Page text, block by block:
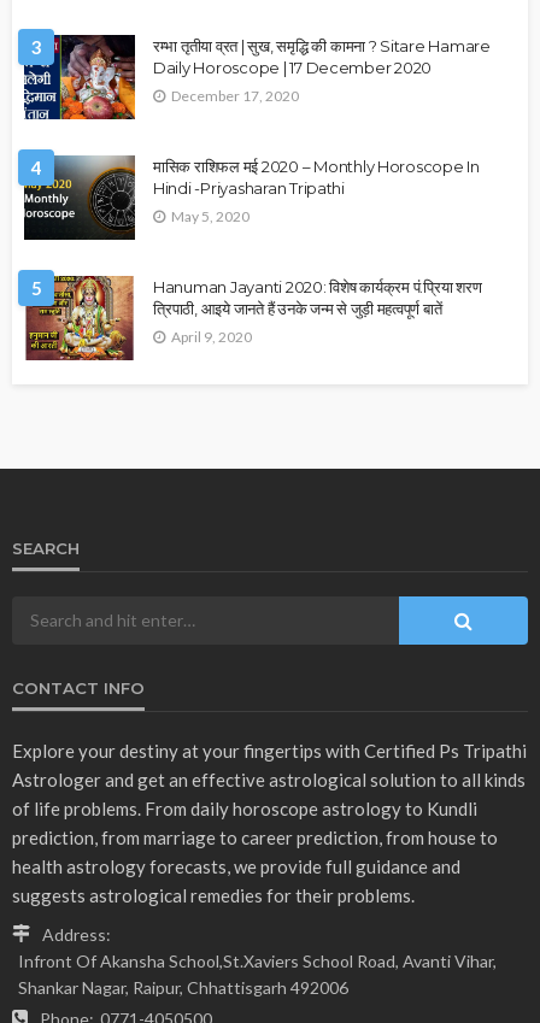
3
रम्भा तृतीया व्रत | सुख, समृद्धि की कामना ? Sitare Hamare
Daily Horoscope | 17 December 2020
December 17, 2020
4
मासिक राशिफल मई 2020 – Monthly Horoscope In
Hindi -Priyasharan Tripathi
May 5, 2020
5
Hanuman Jayanti 2020: विशेष कार्यक्रम पं.प्रिया शरण
त्रिपाठी, आइये जानते हैं उनके जन्म से जुड़ी महत्वपूर्ण बातें
April 9, 2020
SEARCH
CONTACT INFO
Explore your destiny at your fingertips with Certified Ps Tripathi
Astrologer and get an effective astrological solution to all kinds
of life problems. From daily horoscope astrology to Kundli
prediction, from marriage to career prediction, from house to
health astrology forecasts, we provide full guidance and
suggests astrological remedies for their problems.
Address:
Infront Of Akansha School,St.Xaviers School Road, Avanti Vihar,
Shankar Nagar, Raipur, Chhattisgarh 492006
Phone: 0771-4050500